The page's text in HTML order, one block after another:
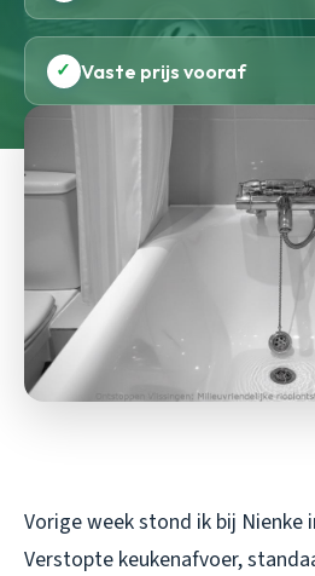
✓ Vaste prijs vooraf
Vorige week stond ik bij Nienke
Verstopte keukenafvoer,